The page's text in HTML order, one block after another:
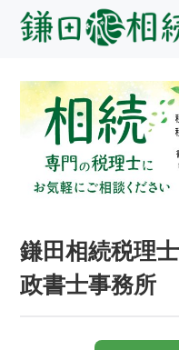
鎌田相続税理
政書士事務所